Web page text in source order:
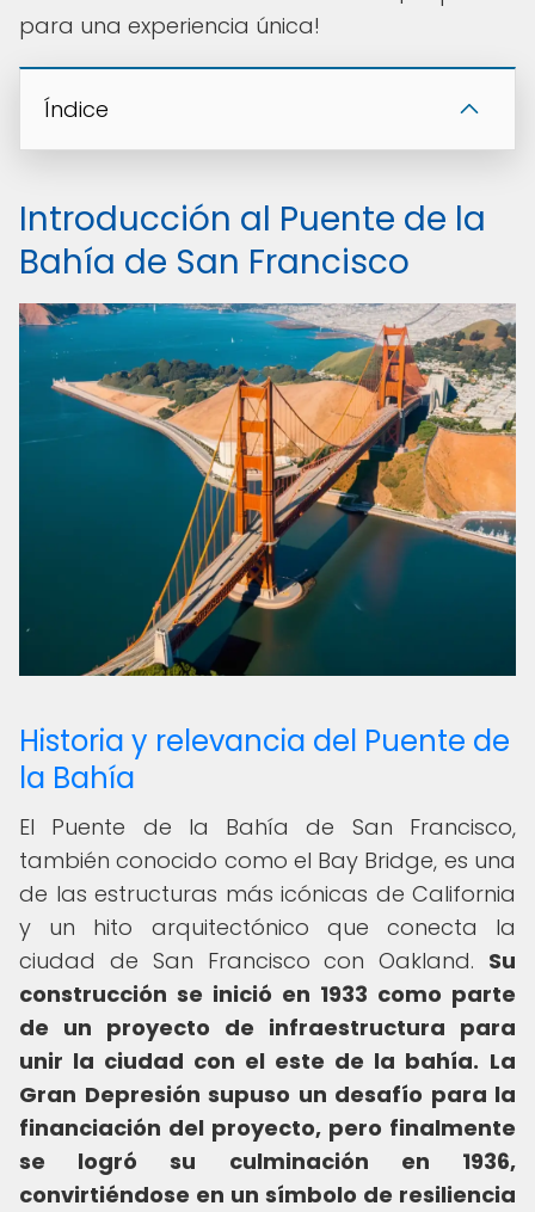
para una experiencia única!
Índice
Introducción al Puente de la
Bahía de San Francisco
Historia y relevancia del Puente de
la Bahía
El Puente de la Bahía de San Francisco,
también conocido como el Bay Bridge, es una
de las estructuras más icónicas de California
y un hito arquitectónico que conecta la
ciudad de San Francisco con Oakland. Su
construcción se inició en 1933 como parte
de un proyecto de infraestructura para
unir la ciudad con el este de la bahía. La
Gran Depresión supuso un desafío para la
financiación del proyecto, pero finalmente
se logró su culminación en 1936,
convirtiéndose en un símbolo de resiliencia